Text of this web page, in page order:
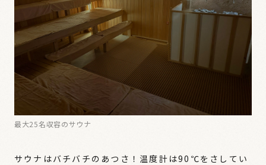
最大25名収容のサウナ
サウナはバチバチのあつさ！温度計は90℃をさしてい